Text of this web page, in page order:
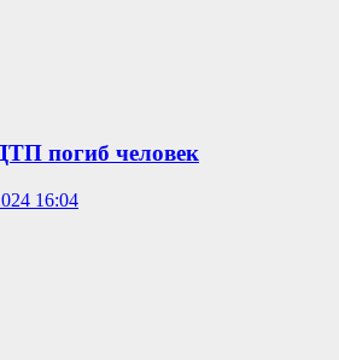
погиб человек
16:04